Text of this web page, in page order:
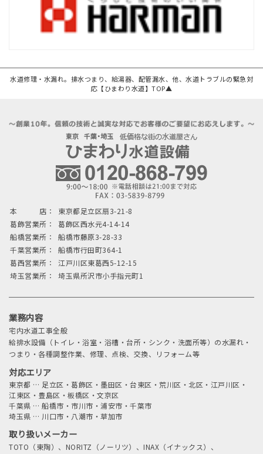
水道修理・水漏れ。排水つまり、給湯器、配管漏水、他、水道トラブルの緊急対
応【ひまわり水道】TOP▲
本 店：
東京都足立区扇3-21-8
葛飾営業所：
葛飾区西水元4-14-14
船橋営業所：
船橋市藤原3-28-33
千葉営業所：
船橋市行田町364-1
葛西営業所：
江戸川区東葛西5-12-15
埼玉営業所：
埼玉県所沢市小手指元町1
業務内容
宅内水道工事全般
給排水設備（トイレ・浴室・浴槽・台所・シンク・洗面所等）の水漏れ・
つまり・各種調整作業、修理、点検、交換、リフォーム等
対応エリア
東京都 … 足立区・葛飾区・墨田区・台東区・荒川区・北区・江戸川区・
江東区・豊島区・板橋区・文京区
千葉県 … 船橋市・市川市・浦安市・千葉市
埼玉県 … 川口市・八潮市・草加市
取り扱いメーカー
TOTO（東陶）、NORITZ（ノーリツ）、INAX（イナックス）、